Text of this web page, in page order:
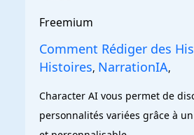
Freemium
Comment Rédiger des
Histoires, NarrationIA,
Character AI vous permet de
personnalités variées grâce à